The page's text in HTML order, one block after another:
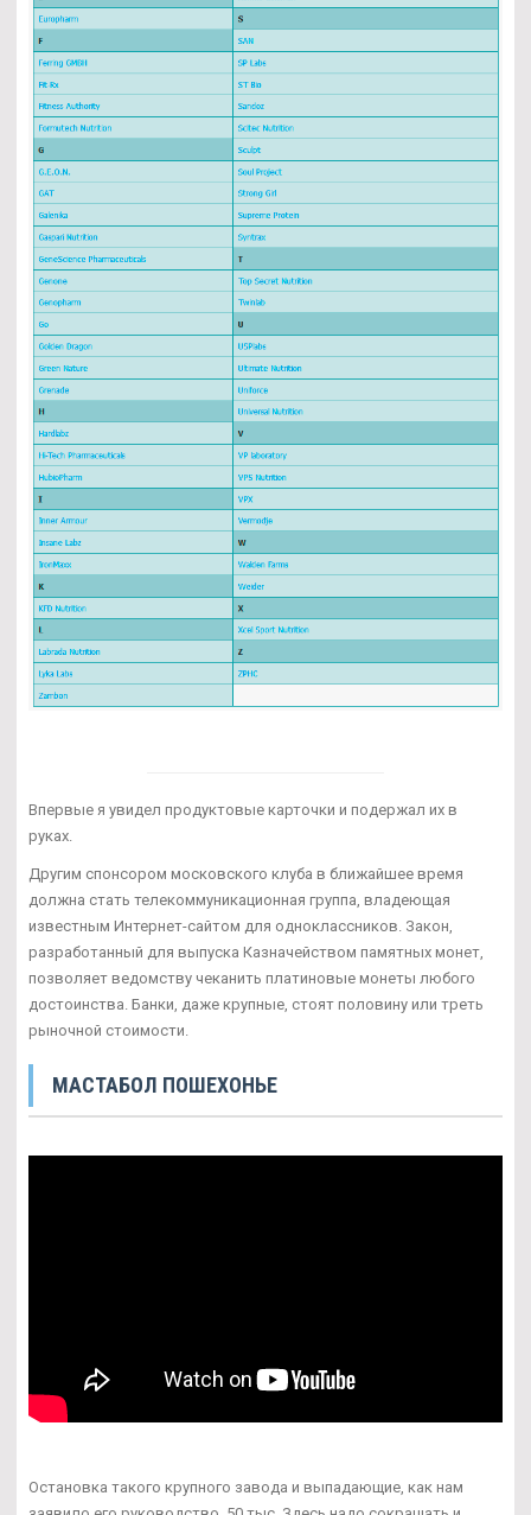
Впервые я увидел продуктовые карточки и подержал их в
руках.
Другим спонсором московского клуба в ближайшее время
должна стать телекоммуникационная группа, владеющая
известным Интернет-сайтом для одноклассников. Закон,
разработанный для выпуска Казначейством памятных монет,
позволяет ведомству чеканить платиновые монеты любого
достоинства. Банки, даже крупные, стоят половину или треть
рыночной стоимости.
МАСТАБОЛ ПОШЕХОНЬЕ
Остановка такого крупного завода и выпадающие, как нам